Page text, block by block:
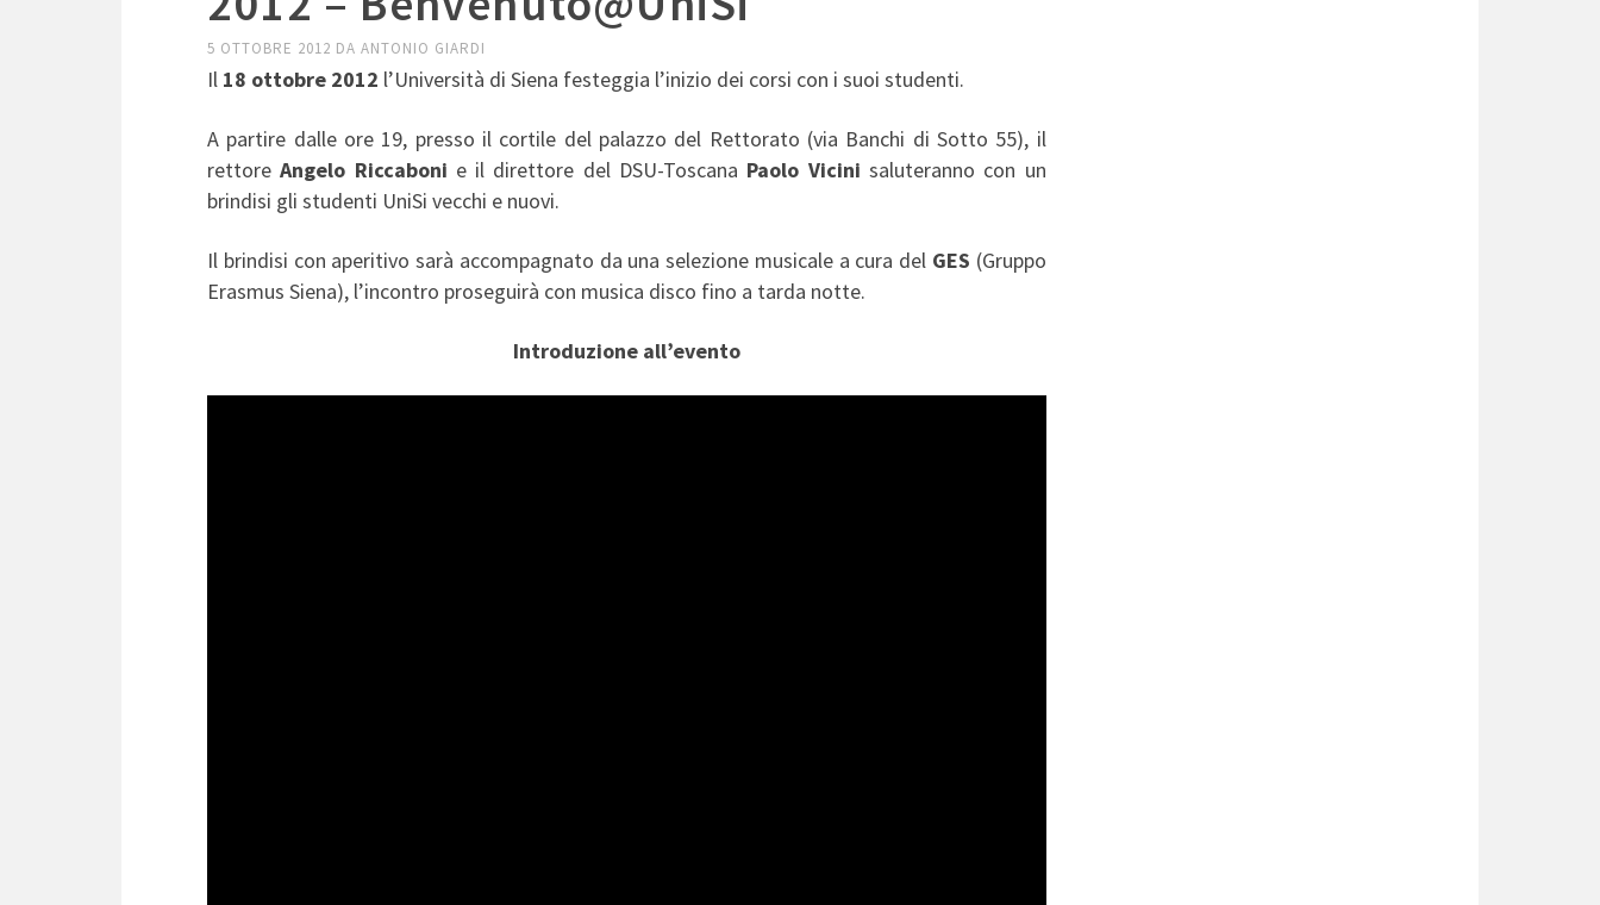
5 OTTOBRE 2012 DA ANTONIO GIARDI
Il 18 ottobre 2012 l’Università di Siena festeggia l’inizio dei corsi con i suoi studenti.
A partire dalle ore 19, presso il cortile del palazzo del Rettorato (via Banchi di Sotto 55), il
rettoreAngelo Riccaboni e il direttore del DSU-Toscana Paolo Vicini saluteranno con un
brindisi gli studenti UniSi vecchi e nuovi.
Il brindisi con aperitivo sarà accompagnato da una selezione musicale a cura del GES (Gruppo
Erasmus Siena), l’incontro proseguirà con musica disco fino a tarda notte.
Introduzione all’evento